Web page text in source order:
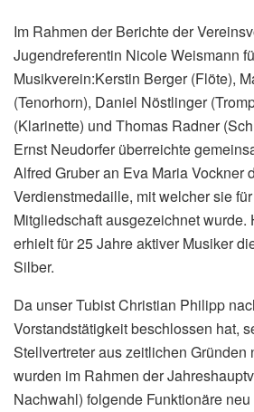
Im Rahmen der Berichte der
Jugendreferentin Nicole Weismann
Musikverein:Kerstin Berger (Flöte),
(Tenorhorn), Daniel Nöstlinger
(Klarinette) und Thomas Radner
Ernst Neudorfer überreichte
Alfred Gruber an Eva Maria Vockner
Verdienstmedaille, mit welcher sie
Mitgliedschaft ausgezeichnet wurde.
erhielt für 25 Jahre aktiver Musiker
Silber.
Da unser Tubist Christian Philipp
Vorstandstätigkeit beschlossen hat,
Stellvertreter aus zeitlichen Gründen
wurden im Rahmen der
Nachwahl) folgende Funktionäre